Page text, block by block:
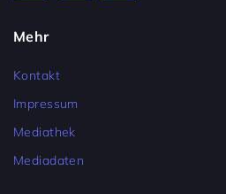
Mehr
Kontakt
Impressum
Mediathek
Mediadaten